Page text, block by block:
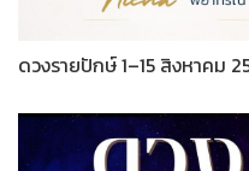
ดวงรายปักษ์ 1–15 สิงหาคม